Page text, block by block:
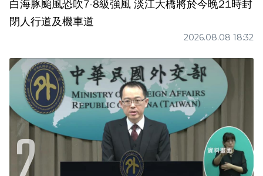
白海豚颱風恐吹7-8級強風 淡江大橋將於今晚21時封
閉人行道及機車道
2026.08.08 18:32